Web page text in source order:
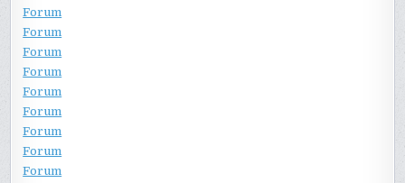
Forum
Forum
Forum
Forum
Forum
Forum
Forum
Forum
Forum